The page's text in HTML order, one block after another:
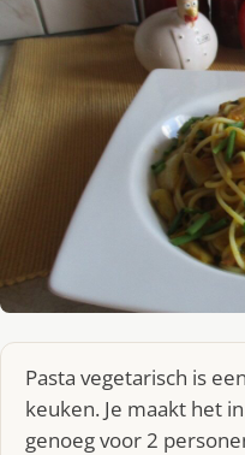
Pasta vegetarisch is
keuken. Je maakt het
genoeg voor 2